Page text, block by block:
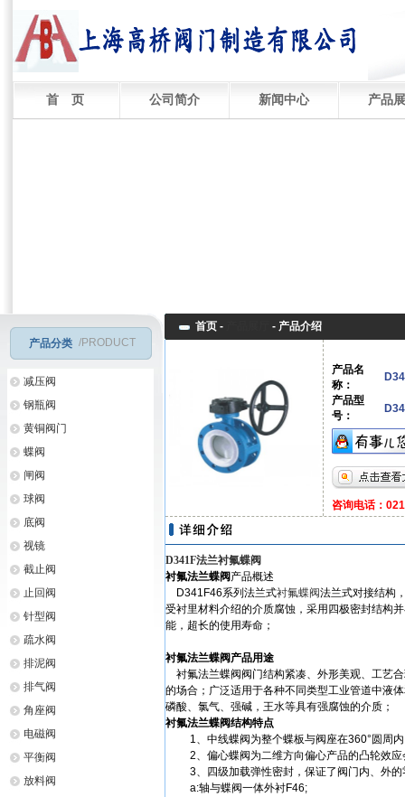
首 页 公司简介 新闻中心 产品
产品分类 /PRODUCT
减压阀
钢瓶阀
黄铜阀门
蝶阀
闸阀
球阀
底阀
视镜
截止阀
止回阀
针型阀
疏水阀
排泥阀
排气阀
角座阀
电磁阀
平衡阀
放料阀
首页 - - 产品介绍
产品名
称：
产品型
号：
咨询电话：
D341F法兰衬氟蝶阀
衬氟法兰蝶阀 产品概述
D341F46系列法兰式衬氟蝶阀法兰式对接结构
受衬里材料介绍的介质腐蚀，采用四极密封结构
能，超长的使用寿命；
衬氟法兰蝶阀产品用途
衬氟法兰蝶阀阀门结构紧凑、外形美观、工艺
的场合；广泛适用于各种不同类型工业管道中液
磷酸、氯气、强碱，王水等具有强腐蚀的介质；
衬氟法兰蝶阀结构特点
1、中线蝶阀为整个蝶板与阀座在360°圆周内
2、偏心蝶阀为二维方向偏心产品的凸轮效应
3、四级加载弹性密封，保证了阀门内、外的
a:轴与蝶阀一体外衬F46;